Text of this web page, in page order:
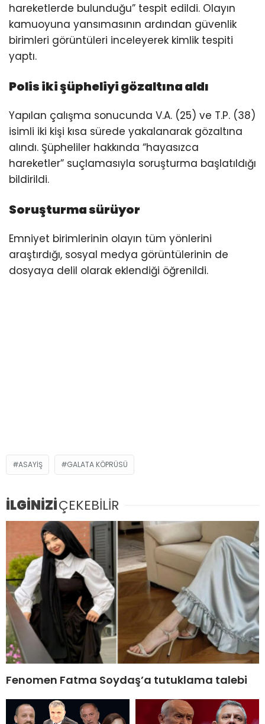
hareketlerde bulunduğu” tespit edildi. Olayın
kamuoyuna yansımasının ardından güvenlik
birimleri görüntüleri inceleyerek kimlik tespiti
yaptı.
Polis iki şüpheliyi gözaltına aldı
Yapılan çalışma sonucunda V.A. (25) ve T.P. (38)
isimli iki kişi kısa sürede yakalanarak gözaltına
alındı. Şüpheliler hakkında “hayasızca
hareketler” suçlamasıyla soruşturma başlatıldığı
bildirildi.
Soruşturma sürüyor
Emniyet birimlerinin olayın tüm yönlerini
araştırdığı, sosyal medya görüntülerinin de
dosyaya delil olarak eklendiği öğrenildi.
ASAYIŞ GALATA KÖPRÜSÜ
İLGİNİZİÇEKEBİLİR
Fenomen Fatma Soydaş’a tutuklama talebi